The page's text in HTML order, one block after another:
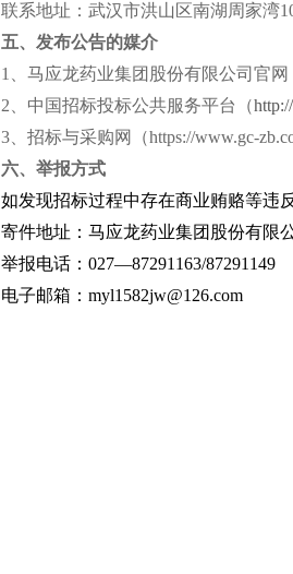
联系地址：武汉市洪山区南湖周家湾
五、发布公告的媒介
1
、马应龙药业集团股份有限公司官网
2 、中国招标投标公共服务平台（
3 、招标与采购网（https://www.gc-
六、举报方式
如发现招标过程中存在商业贿赂等违
寄件地址：马应龙药业集团股份有限
举报电话：027—87291163/87291149
电子邮箱：myl1582jw@126.com